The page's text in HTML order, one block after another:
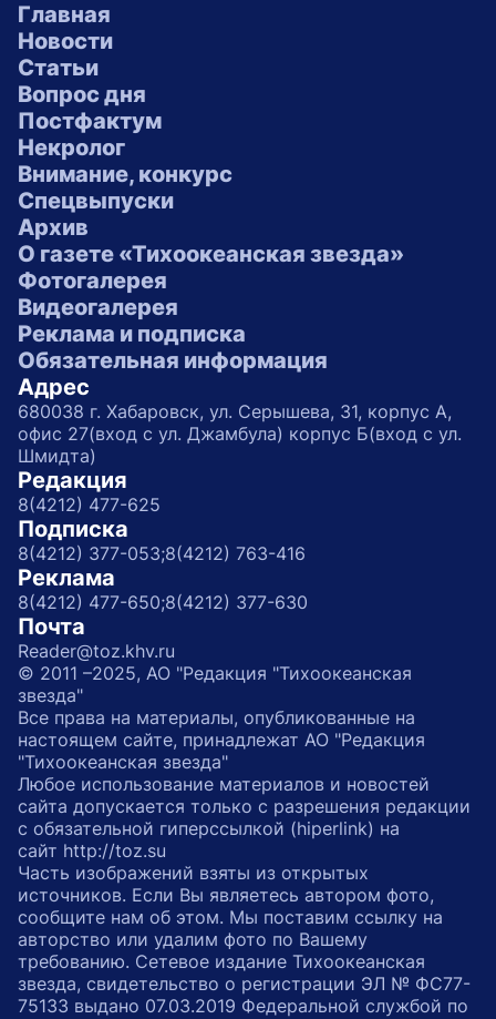
Главная
Новости
Статьи
Вопрос дня
Постфактум
Некролог
Внимание, конкурс
Спецвыпуски
Архив
О газете «Тихоокеанская звезда»
Фотогалерея
Видеогалерея
Реклама и подписка
Обязательная информация
Адрес
680038 г. Хабаровск, ул. Серышева, 31, корпус А,
офис 27(вход с ул. Джамбула) корпус Б(вход с ул.
Шмидта)
Редакция
8(4212) 477-625
Подписка
8(4212) 377-053;8(4212) 763-416
Реклама
8(4212) 477-650;8(4212) 377-630
Почта
Reader@toz.khv.ru
© 2011 –2025, АО "Редакция "Тихоокеанская
звезда"
Все права на материалы, опубликованные на
настоящем сайте, принадлежат АО "Редакция
"Тихоокеанская звезда"
Любое использование материалов и новостей
сайта допускается только с разрешения редакции
с обязательной гиперссылкой (hiperlink) на
сайт http://toz.su
Часть изображений взяты из открытых
источников. Если Вы являетесь автором фото,
сообщите нам об этом. Мы поставим ссылку на
авторство или удалим фото по Вашему
требованию. Сетевое издание Тихоокеанская
звезда, свидетельство о регистрации ЭЛ № ФС77-
75133 выдано 07.03.2019 Федеральной службой по